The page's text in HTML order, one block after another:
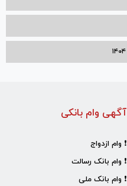
آگهی وام بانکی
❗ وام ازدواج
❗ وام بانک رسالت
❗ وام بانک ملی